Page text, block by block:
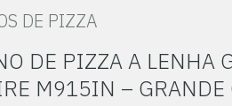
DE PIZZA
DE PIZZA A LENHA
M915IN – GRANDE